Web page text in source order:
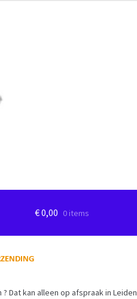
€0,00 0 items
Dat kan alleen op afspraak in Leiden